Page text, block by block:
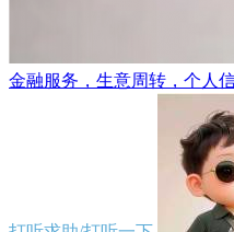
金融服务，生意周转，个人